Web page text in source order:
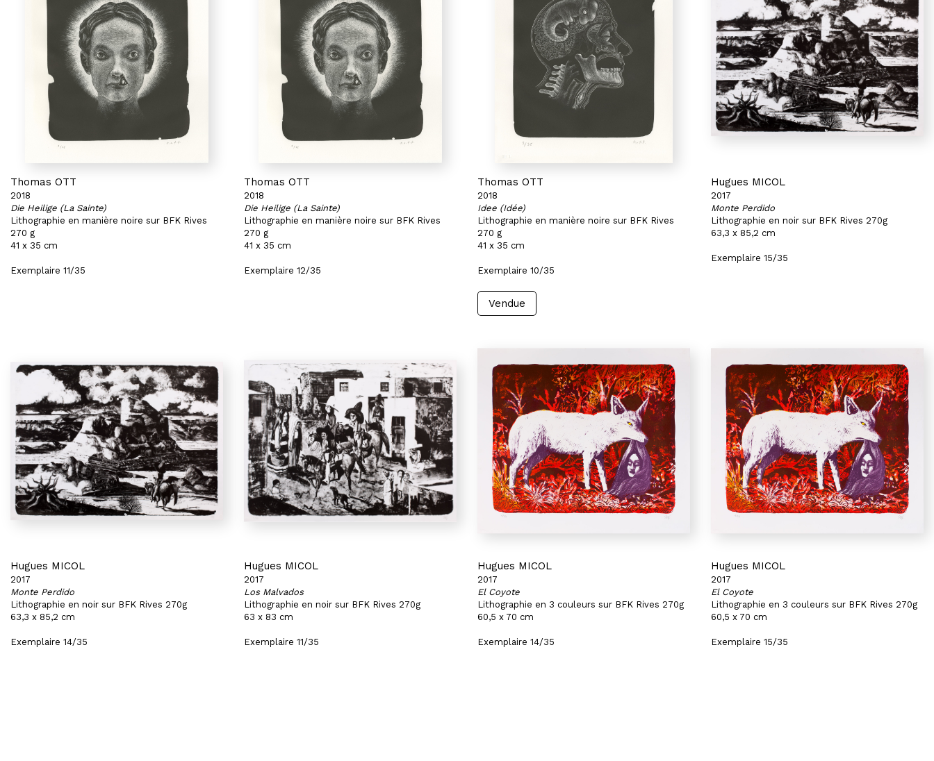
Thomas OTT
2018
Die Heilige (La Sainte)
Lithographie en manière noire sur BFK Rives
270 g
41 x 35 cm
Exemplaire 11/35
Thomas OTT
2018
Die Heilige (La Sainte)
Lithographie en manière noire sur BFK Rives
270 g
41 x 35 cm
Exemplaire 12/35
Thomas OTT
2018
Idee (Idée)
Lithographie en manière noire sur BFK Rives
270 g
41 x 35 cm
Exemplaire 10/35
Vendue
Hugues MICOL
2017
Monte Perdido
Lithographie en noir sur BFK Rives 270g
63,3 x 85,2 cm
Exemplaire 15/35
Hugues MICOL
2017
Monte Perdido
Lithographie en noir sur BFK Rives 270g
63,3 x 85,2 cm
Exemplaire 14/35
Hugues MICOL
2017
Los Malvados
Lithographie en noir sur BFK Rives 270g
63 x 83 cm
Exemplaire 11/35
Hugues MICOL
2017
El Coyote
Lithographie en 3 couleurs sur BFK Rives 270g
60,5 x 70 cm
Exemplaire 14/35
Hugues MICOL
2017
El Coyote
Lithographie en 3 couleurs sur BFK Rives 270g
60,5 x 70 cm
Exemplaire 15/35